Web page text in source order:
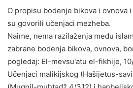
O propisu bodenje bikova i ovnova
su govorili učenjaci mezheba.
Naime, nema razilaženja među
zabrane bodenja bikova, ovnova,
pogledaj: El-mevsu'atu el-fikhije,
Učenjaci malikijskog (Hašijetus-